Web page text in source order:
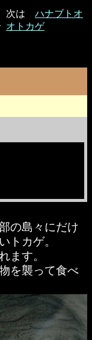
次は ハナブトオ
オトカゲ
の島々にだけ
トカゲ。
ます。
を襲って食べ